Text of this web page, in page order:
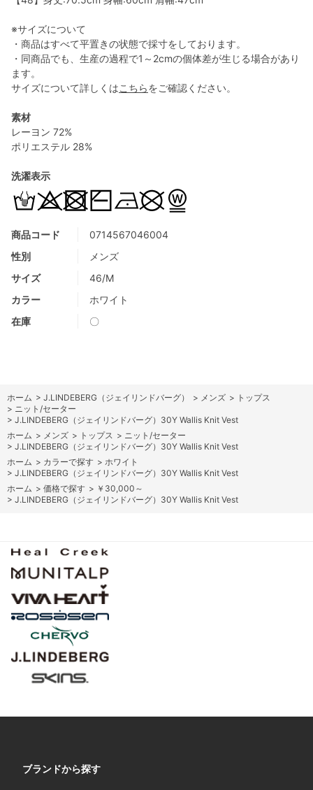
商品コード
0714567046004
性別
メンズ
サイズ
46/M
カラー
ホワイト
在庫
〇
※サイズについて
・商品はすべて平置きの状態で採寸をしております。
・同商品でも、生産の過程で1～2cmの個体差が生じる場合があり
ます。
サイズについて詳しくはこちらをご確認ください。
素材
レーヨン 72%
ポリエステル 28%
洗濯表示
ホーム > J.LINDEBERG（ジェイリンドバーグ） > メンズ > トップス
> ニット/セーター
> J.LINDEBERG（ジェイリンドバーグ）30Y Wallis Knit Vest
ホーム > メンズ > トップス > ニット/セーター
> J.LINDEBERG（ジェイリンドバーグ）30Y Wallis Knit Vest
ホーム > カラーで探す > ホワイト
> J.LINDEBERG（ジェイリンドバーグ）30Y Wallis Knit Vest
ホーム > 価格で探す > ￥30,000～
> J.LINDEBERG（ジェイリンドバーグ）30Y Wallis Knit Vest
ブランドから探す